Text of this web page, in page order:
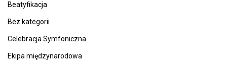
Beatyfikacja
Bez kategorii
Celebracja Symfoniczna
Ekipa międzynarodowa